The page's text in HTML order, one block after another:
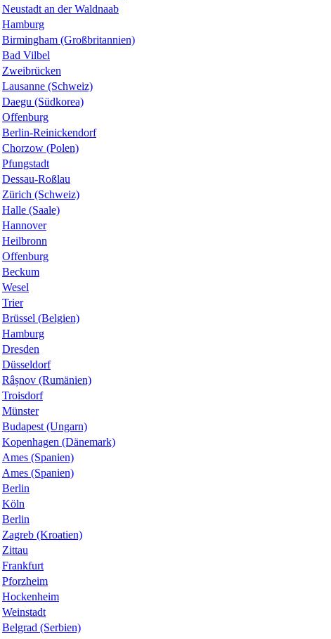
Neustadt an der Waldnaab
Hamburg
Birmingham (Großbritannien)
Bad Vilbel
Zweibrücken
Lausanne (Schweiz)
Daegu (Südkorea)
Offenburg
Berlin-Reinickendorf
Chorzow (Polen)
Pfungstadt
Dessau-Roßlau
Zürich (Schweiz)
Halle (Saale)
Hannover
Heilbronn
Offenburg
Beckum
Wesel
Trier
Brüssel (Belgien)
Hamburg
Dresden
Düsseldorf
Râșnov (Rumänien)
Troisdorf
Münster
Budapest (Ungarn)
Kopenhagen (Dänemark)
Ames (Spanien)
Ames (Spanien)
Berlin
Köln
Berlin
Zagreb (Kroatien)
Zittau
Frankfurt
Pforzheim
Hockenheim
Weinstadt
Belgrad (Serbien)